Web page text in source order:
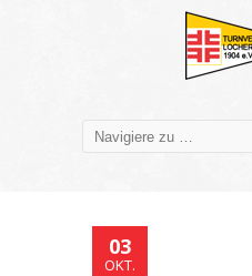
03
OKT.